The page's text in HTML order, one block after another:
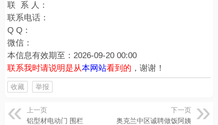
联 系 人：
联系电话：
Q Q：
微信：
本信息有效期至： 2026-09-20 00:00
联系我时请说明是从本网站看到的 ，谢谢！
收藏 举报
上一页
铝型材电动门 围栏
下一页
奥克兰中区诚聘做饭阿姨